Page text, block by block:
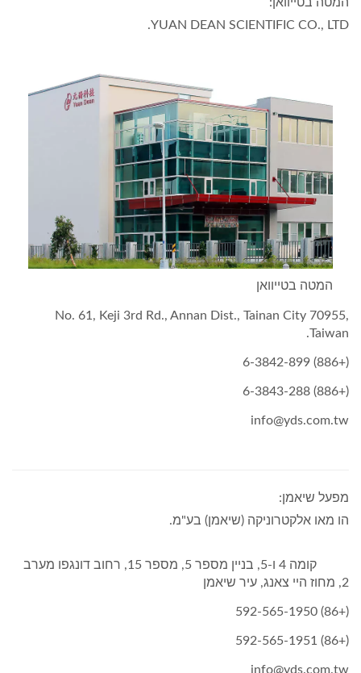
YUAN DEAN SCIENTIFIC CO., LTD.
המטה בטייוואן
No. 61, Keji 3rd Rd., Annan Dist., Tainan City 70955,
Taiwan.
(+886) 6-3842-899
(+886) 6-3843-288
info@yds.com.tw
מפעל שיאמן:
הו מאו אלקטרוניקה (שיאמן) בע"מ.
קומה 4 ו-5, בניין מספר 5, מספר 15, רחוב דונגפו מערב
2, מחוז היי צאנג, עיר שיאמן
(+86) 592-565-1950
(+86) 592-565-1951
info@yds.com.tw